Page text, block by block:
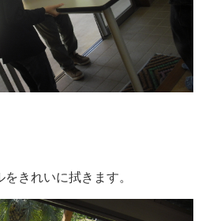
きれいに拭きます。